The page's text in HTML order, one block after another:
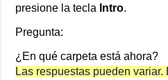
presione la tecla Intro.
Pregunta:
¿En qué carpeta está ahora?
Las respuestas pueden